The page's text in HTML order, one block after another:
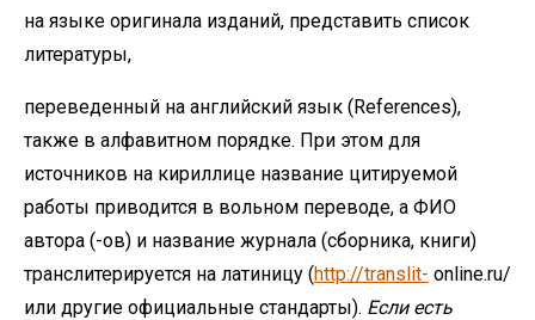
на языке оригинала изданий, представить список
литературы,
переведенный на английский язык (References),
также в алфавитном порядке. При этом для
источников на кириллице название цитируемой
работы приводится в вольном переводе, а ФИО
автора (-ов) и название журнала (сборника, книги)
транслитерируется на латиницу (http://translit- online.ru/
или другие официальные стандарты). Если есть